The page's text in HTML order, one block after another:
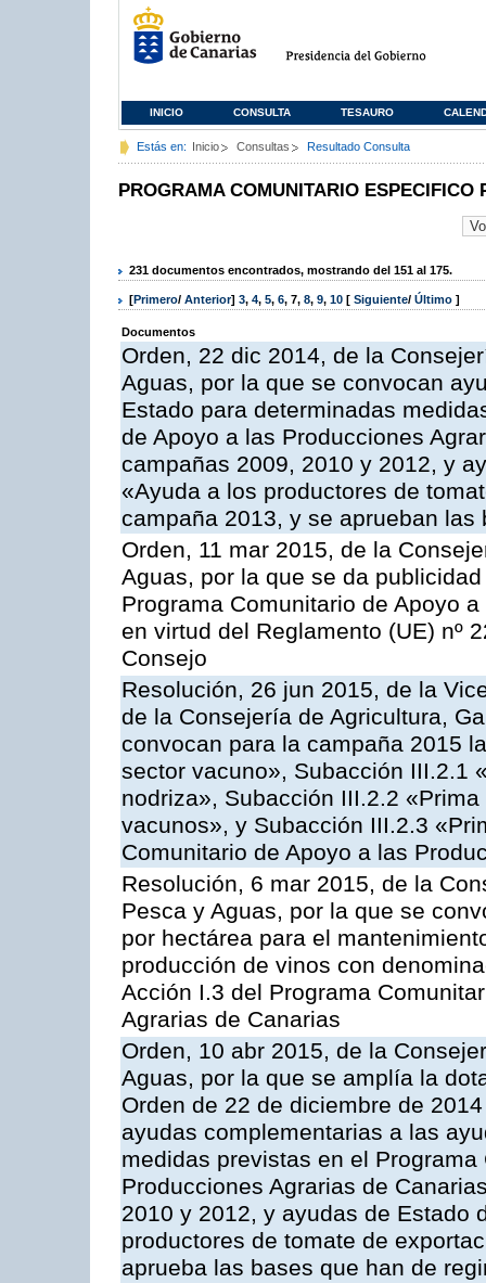
INICIO CONSULTA TESAURO
Estás en: Inicio Consultas Resultado Consulta
PROGRAMA COMUNITARIO ESPECIFICO
231 documentos encontrados, mostrando del 151 al 175.
[Primero/ Anterior] 3, 4, 5, 6, 7, 8, 9, 10 [ Siguiente/ Último ]
Documentos
Orden, 22 dic 2014, de la
Aguas, por la que se convocan
Estado para determinadas
de Apoyo a las Producciones
campañas 2009, 2010 y 2012, y
«Ayuda a los productores de
campaña 2013, y se aprueban
Orden, 11 mar 2015, de la
Aguas, por la que se da
Programa Comunitario de Apoyo
en virtud del Reglamento (UE) nº
Consejo
Resolución, 26 jun 2015, de la
de la Consejería de Agricultura,
convocan para la campaña 2015
sector vacuno», Subacción III.2.1
nodriza», Subacción III.2.2
vacunos», y Subacción III.2.3
Comunitario de Apoyo a las
Resolución, 6 mar 2015, de la
Pesca y Aguas, por la que se
por hectárea para el
producción de vinos con
Acción I.3 del Programa
Agrarias de Canarias
Orden, 10 abr 2015, de la
Aguas, por la que se amplía la
Orden de 22 de diciembre de
ayudas complementarias a las
medidas previstas en el
Producciones Agrarias de
2010 y 2012, y ayudas de Estado
productores de tomate de
aprueba las bases que han de